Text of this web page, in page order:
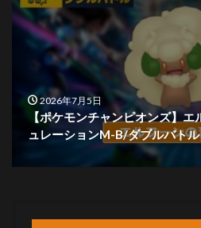
2026年7月5日
【ポケモンチャンピオンズ】エ
ュレーションM-B/ダブルバトル